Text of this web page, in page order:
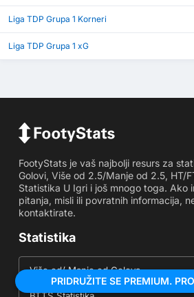
Liga TDP Grupa 1 Korneri
Liga TDP Grupa 1 xG
FootyStats je vaš najbolji resurs za
Golovi, Više od 2.5/Manje od 2.5, HT/
Statistika U Igri i još mnogo toga. Ako
pitanja, misli ili povratnih informacija,
kontaktirate.
Statistika
Više od/ Manje od Golova
PRIDRUŽITE SE PREMIUM.